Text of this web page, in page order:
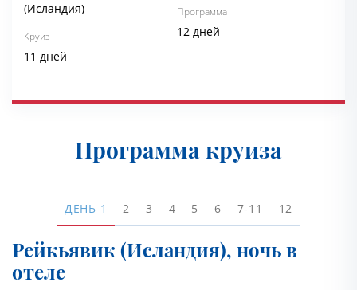
(Исландия)
Круиз
11 дней
Программа
12 дней
Программа круиза
ДЕНЬ 1 2 3 4 5 6 7-11 12
Рейкьявик (Исландия), ночь в
отеле